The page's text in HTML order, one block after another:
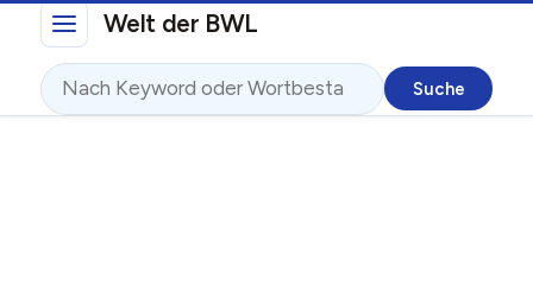
Direkt zum InhaltWelt der BWL
Suche